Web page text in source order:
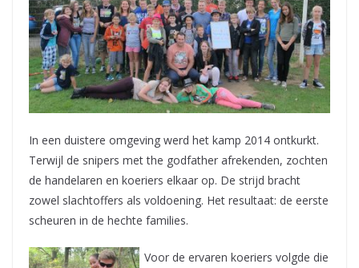
In een duistere omgeving werd het kamp 2014 ontkurkt.
Terwijl de snipers met the godfather afrekenden, zochten
de handelaren en koeriers elkaar op. De strijd bracht
zowel slachtoffers als voldoening. Het resultaat: de eerste
scheuren in de hechte families.
Voor de ervaren koeriers volgde die